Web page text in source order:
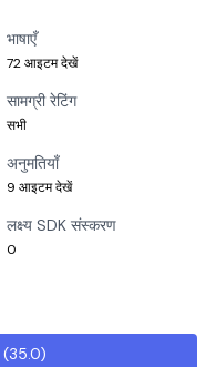
भाषाएँ
72 आइटम देखें
सामग्री रेटिंग
सभी
अनुमतियाँ
9 आइटम देखें
लक्ष्य SDK संस्करण
0
(35.0)